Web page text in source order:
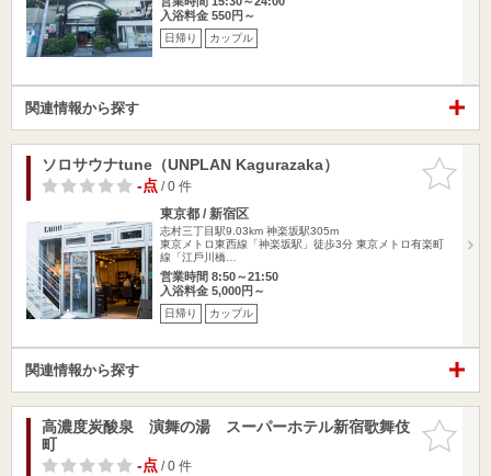
入浴料金 550円～
日帰り カップル
関連情報から探す
お気に入
りに追加
ソロサウナtune（UNPLAN Kagurazaka）
-点/ 0 件
東京都 / 新宿区
志村三丁目駅9.03km 神楽坂駅305m
東京メトロ東⻄線「神楽坂駅」徒歩3分 東京メトロ有楽町
線「江⼾川橋…
営業時間 8:50～21:50
入浴料金 5,000円～
日帰り カップル
関連情報から探す
お気に入
りに追加
高濃度炭酸泉 演舞の湯 スーパーホテル新宿歌舞伎
町
-点/ 0 件